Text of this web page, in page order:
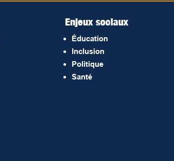
Enjeux sociaux
Éducation
Inclusion
Politique
Santé